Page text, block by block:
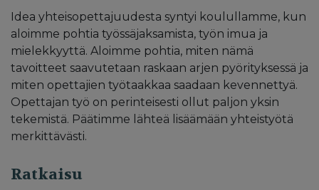
Idea yhteisopettajuudesta syntyi koulullamme, kun
aloimme pohtia työssäjaksamista, työn imua ja
mielekkyyttä. Aloimme pohtia, miten nämä
tavoitteet saavutetaan raskaan arjen pyörityksessä ja
miten opettajien työtaakkaa saadaan kevennettyä.
Opettajan työ on perinteisesti ollut paljon yksin
tekemistä. Päätimme lähteä lisäämään yhteistyötä
merkittävästi.
Ratkaisu